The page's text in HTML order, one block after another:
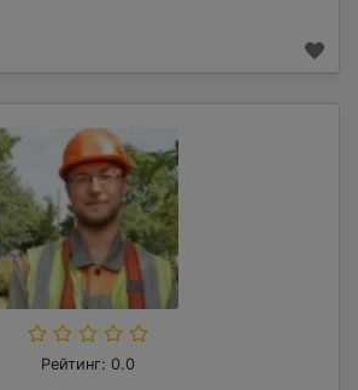
Рейтинг: 0.0